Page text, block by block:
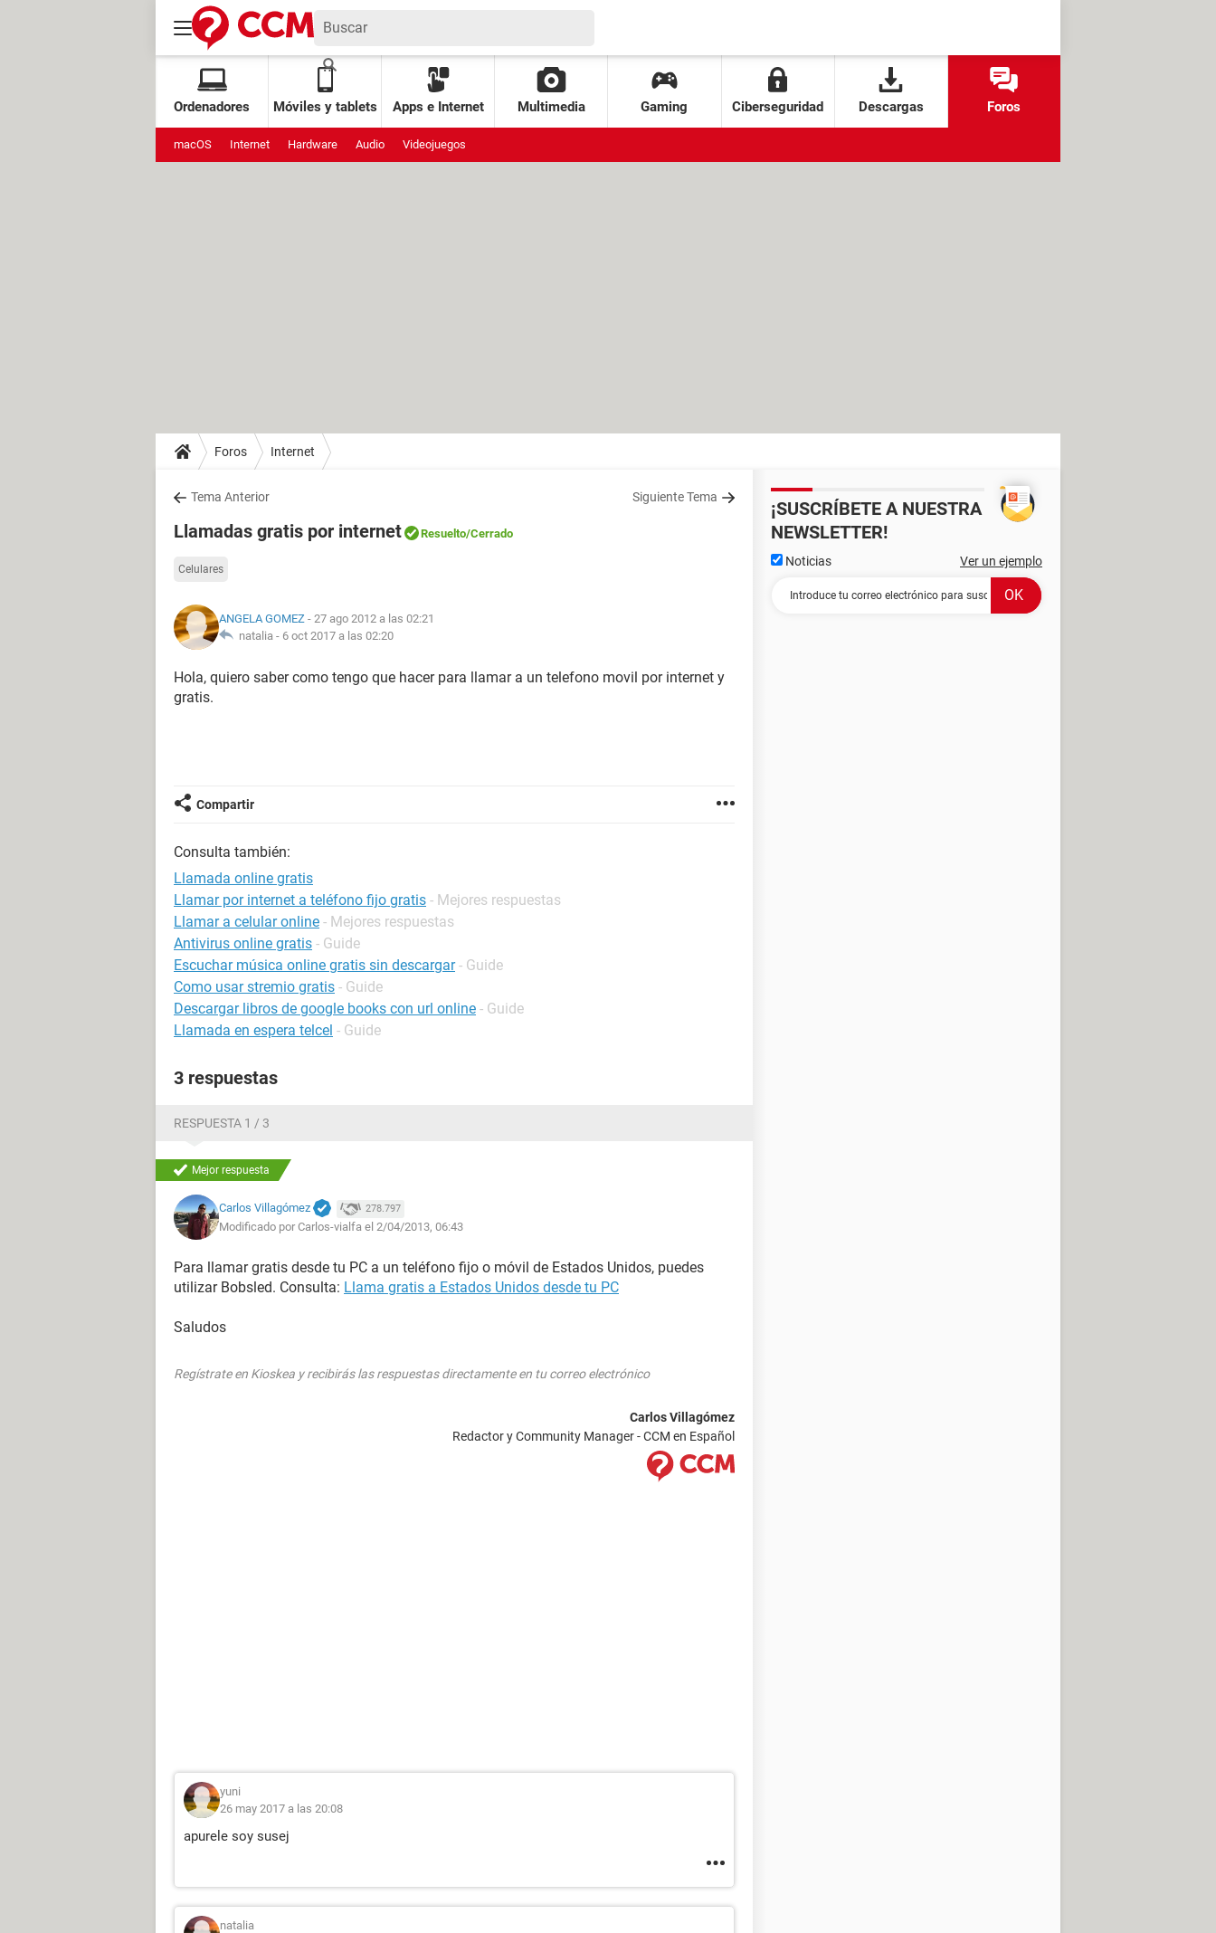
Ordenadores Móviles y tablets Apps e Internet Multimedia Gaming Ciberseguridad Descargas Foros
macOS Internet Hardware Audio Videojuegos
Foros Internet
Tema Anterior Siguiente Tema
Llamadas gratis por internet Resuelto/Cerrado
Celulares
ANGELA GOMEZ - 27 ago 2012 a las 02:21
natalia - 6 oct 2017 a las 02:20
Hola, quiero saber como tengo que hacer para llamar a un telefono movil por internet y
gratis.
Compartir
Consulta también:
Llamada online gratis
Llamar por internet a teléfono fijo gratis - Mejores respuestas
Llamar a celular online - Mejores respuestas
Antivirus online gratis - Guide
Escuchar música online gratis sin descargar - Guide
Como usar stremio gratis - Guide
Descargar libros de google books con url online - Guide
Llamada en espera telcel - Guide
3 respuestas
RESPUESTA 1 / 3
Mejor respuesta
Carlos Villagómez 278.797
Modificado por Carlos-vialfa el 2/04/2013, 06:43
Para llamar gratis desde tu PC a un teléfono fijo o móvil de Estados Unidos, puedes
utilizar Bobsled. Consulta: Llama gratis a Estados Unidos desde tu PC
Saludos
Regístrate en Kioskea y recibirás las respuestas directamente en tu correo electrónico
Carlos Villagómez
Redactor y Community Manager - CCM en Español
yuni
26 may 2017 a las 20:08
apurele soy susej
natalia
¡SUSCRÍBETE A NUESTRA
NEWSLETTER!
Noticias Ver un ejemplo